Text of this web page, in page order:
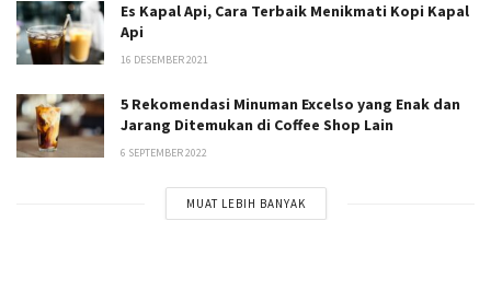
Es Kapal Api, Cara Terbaik Menikmati Kopi Kapal
Api
16 DESEMBER 2021
5 Rekomendasi Minuman Excelso yang Enak dan
Jarang Ditemukan di Coffee Shop Lain
6 SEPTEMBER 2022
MUAT LEBIH BANYAK